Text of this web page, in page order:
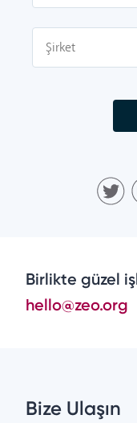
Birlikte güzel
hello@zeo.org
Bize Ulaşın